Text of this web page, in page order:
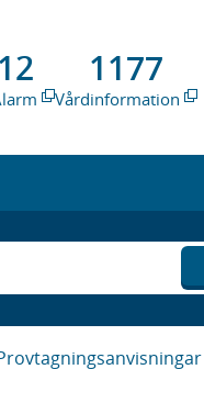
1177
Vårdinformation